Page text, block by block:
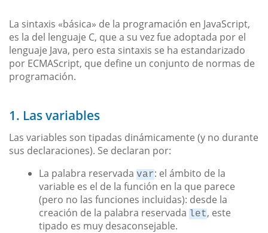
La sintaxis «básica» de la programación en JavaScript,
es la del lenguaje C, que a su vez fue adoptada por el
lenguaje Java, pero esta sintaxis se ha estandarizado
por ECMAScript, que define un conjunto de normas de
programación.
1. Las variables
Las variables son tipadas dinámicamente (y no durante
sus declaraciones). Se declaran por:
La palabra reservada var: el ámbito de la
variable es el de la función en la que parece
(pero no las funciones incluidas): desde la
creación de la palabra reservada let, este
tipado es muy desaconsejable.